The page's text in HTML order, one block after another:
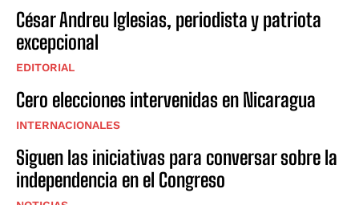
César Andreu Iglesias, periodista y patriota
excepcional
EDITORIAL
Cero elecciones intervenidas en Nicaragua
INTERNACIONALES
Siguen las iniciativas para conversar sobre la
independencia en el Congreso